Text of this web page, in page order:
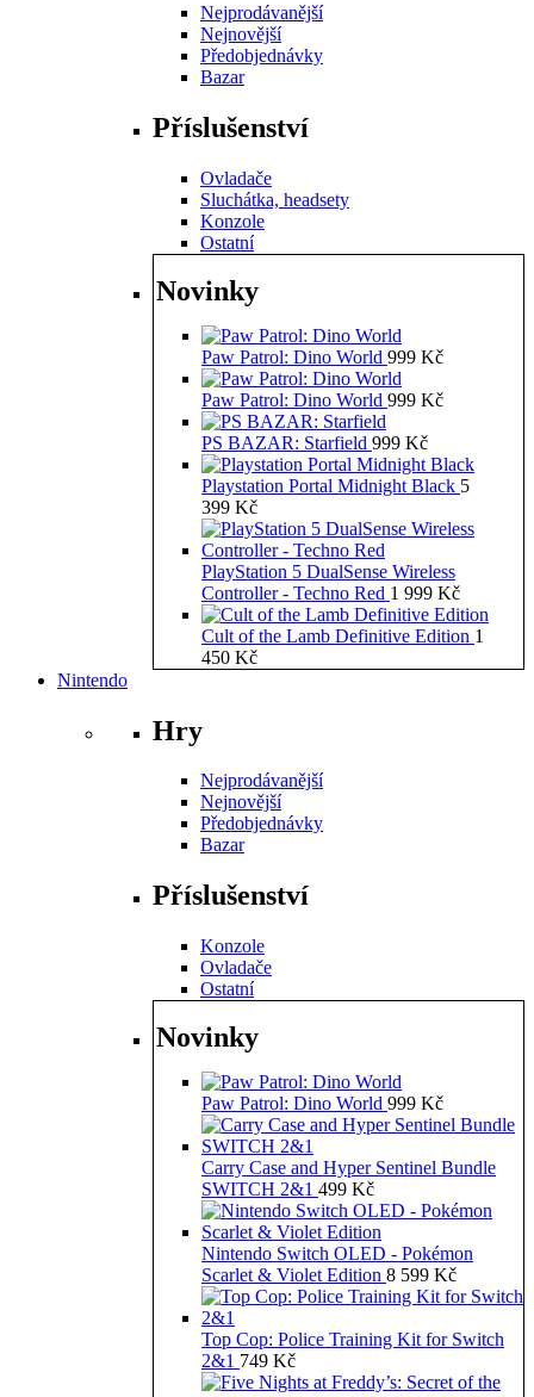
Nejprodávanější
Nejnovější
Předobjednávky
Bazar
Příslušenství
Ovladače
Sluchátka, headsety
Konzole
Ostatní
Novinky
Paw Patrol: Dino World 999 Kč
Paw Patrol: Dino World 999 Kč
PS BAZAR: Starfield 999 Kč
Playstation Portal Midnight Black 5
399 Kč
PlayStation 5 DualSense Wireless
Controller - Techno Red 1 999 Kč
Cult of the Lamb Definitive Edition 1
450 Kč
Nintendo
Hry
Nejprodávanější
Nejnovější
Předobjednávky
Bazar
Příslušenství
Konzole
Ovladače
Ostatní
Novinky
Paw Patrol: Dino World 999 Kč
Carry Case and Hyper Sentinel Bundle
SWITCH 2&1 499 Kč
Nintendo Switch OLED - Pokémon
Scarlet & Violet Edition 8 599 Kč
Top Cop: Police Training Kit for Switch
2&1 749 Kč